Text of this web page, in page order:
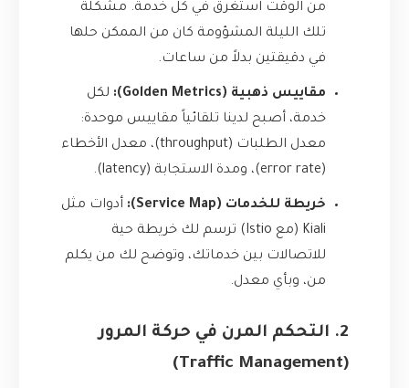
من الوقت استغرق في كل خدمة. مشكلة
تلك الليلة المشؤومة كان من الممكن حلها
في دقيقتين بدلاً من ساعات.
مقاييس ذهبية (Golden Metrics):
لكل
خدمة، أصبح لدينا تلقائياً مقاييس موحدة:
معدل الطلبات (throughput)، معدل الأخطاء
(error rate)، ومدة الاستجابة (latency).
خريطة للخدمات (Service Map):
أدوات مثل
Kiali (مع Istio) ترسم لك خريطة حية
للاتصالات بين خدماتك، وتوضح لك من يكلم
من، وبأي معدل.
2. التحكم المرن في حركة المرور
(Traffic Management)